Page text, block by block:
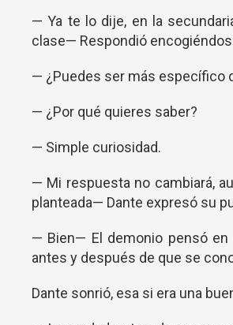
— Ya te lo dije, en la
clase— Respondió
— ¿Puedes ser más específico
— ¿Por qué quieres saber?
— Simple curiosidad.
— Mi respuesta no cambiará,
planteada— Dante expresó su
— Bien— El demonio pensó
antes y después de que se
Dante sonrió, esa si era una